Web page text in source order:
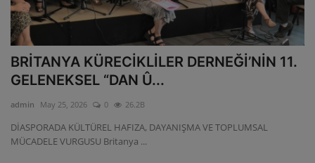
GALERİ
VİDEO
BRİTANYA KÜRECİKLİLER DERNEĞİ’NİN 11.
GELENEKSEL “DAN Û...
admin May 25, 2026 0 26.2B
DİASPORADA KÜLTÜREL HAFIZA, DAYANIŞMA VE TOPLUMSAL
MÜCADELE VURGUSU Britanya ...